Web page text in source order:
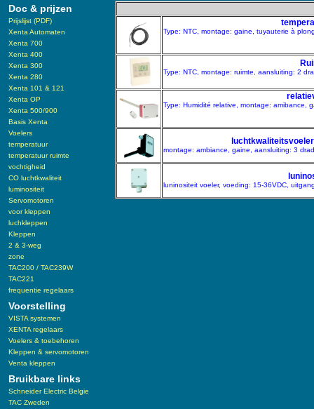
Doc & prijzen
Prijslijst (PDF)
Xenta Automaten
Xenta 700
Xenta 400
Xenta 300
Xenta 280
Xenta 101 & 121
Xenta OP
Xenta 500/900
Basis Xenta
Voelers
temperatuur
temperatuur ruimte
vochtigheid
CO luchtkwaliteit
luminositeit
Servomotoren
voor kleppen
luchkleppen
Kleppen
2 & 3-weg
zone
TAC200 / TAC239W
TAC221
frequentie regelaars
Voorstelling
VISTA systemen
XENTA regelaars
Voelers & toebehoren
Kleppen & servomotoren
Venta kleppen
Bruikbare links
Schneider Electric Belgie
TAC Zweden
Type: NTC, montage: gaine, tuyauterie à
Type: NTC, montage: ruimte, aansluiting: 2
Type: Humidité relative, montage: amibance,
montage: ambiance, gaine, aansluiting: 3
luninositeit voeler, voeding: 15-36VDC,